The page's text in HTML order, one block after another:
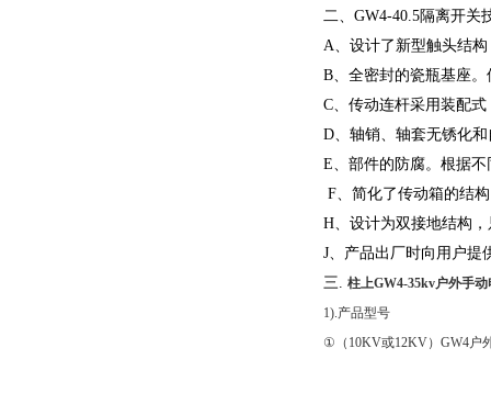
二、GW4-40.5隔离开关
A、设计了新型触头结
B、全密封的瓷瓶基座
C、传动连杆采用装配
D、轴销、轴套无锈化
E、部件的防腐。根据
F、简化了传动箱的结
H、设计为双接地结构
J、产品出厂时向用户提
三. 柱上GW4-35kv户外手
1).产品型号
①（10KV或12KV）GW4户